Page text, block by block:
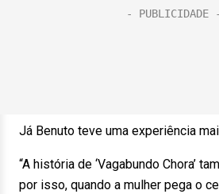
Já Benuto teve uma experiência
“A história de ‘Vagabundo Chora’
por isso, quando a mulher pega o